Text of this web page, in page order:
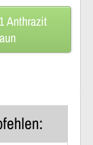
Anthrazit